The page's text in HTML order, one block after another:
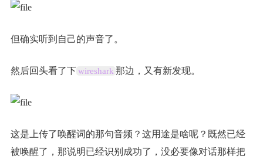
但确实听到自己的声音了。
然后回头看了下wireshark 那边，又有新发现。
这是上传了唤醒词的那句音频？这用途是啥呢？既然已经
被唤醒了，那说明已经识别成功了，没必要像对话那样把